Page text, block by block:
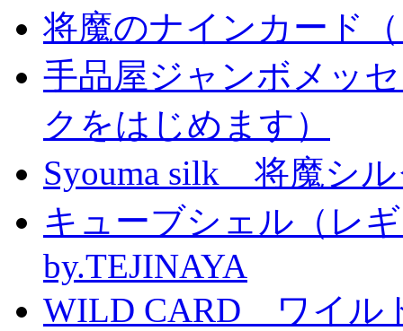
将魔のナインカード
手品屋ジャンボメッ
クをはじめます）
Syouma silk 将魔シ
キューブシェル（レ
by.TEJINAYA
WILD CARD ワイル